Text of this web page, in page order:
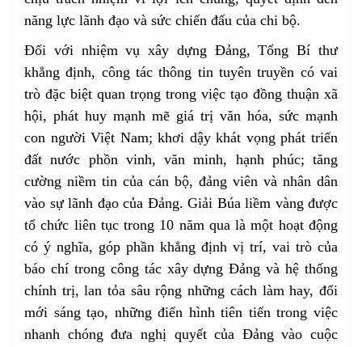
năng lực lãnh đạo và sức chiến đấu của chi bộ.
Đối với nhiệm vụ xây dựng Đảng, Tổng Bí thư
khẳng định, công tác thông tin tuyên truyền có vai
trò đặc biệt quan trọng trong việc tạo đồng thuận xã
hội, phát huy mạnh mẽ giá trị văn hóa, sức mạnh
con người Việt Nam; khơi dậy khát vọng phát triển
đất nước phồn vinh, văn minh, hạnh phúc; tăng
cường niềm tin của cán bộ, đảng viên và nhân dân
vào sự lãnh đạo của Đảng. Giải Búa liềm vàng được
tổ chức liên tục trong 10 năm qua là một hoạt động
có ý nghĩa, góp phần khẳng định vị trí, vai trò của
báo chí trong công tác xây dựng Đảng và hệ thống
chính trị, lan tỏa sâu rộng những cách làm hay, đổi
mới sáng tạo, những điển hình tiên tiến trong việc
nhanh chóng đưa nghị quyết của Đảng vào cuộc